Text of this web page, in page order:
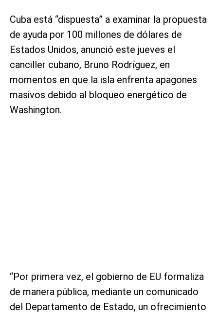
Cuba está “dispuesta” a examinar la propuesta
de ayuda por 100 millones de dólares de
Estados Unidos, anunció este jueves el
canciller cubano, Bruno Rodríguez, en
momentos en que la isla enfrenta apagones
masivos debido al bloqueo energético de
Washington.
“Por primera vez, el gobierno de EU formaliza
de manera pública, mediante un comunicado
del Departamento de Estado, un ofrecimiento